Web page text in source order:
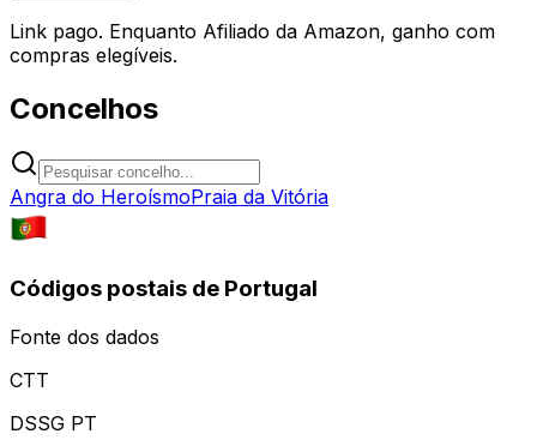
Link pago. Enquanto Afiliado da Amazon, ganho com
compras elegíveis.
Concelhos
Angra do HeroísmoPraia da Vitória
Códigos postais de Portugal
Fonte dos dados
CTT
DSSG PT